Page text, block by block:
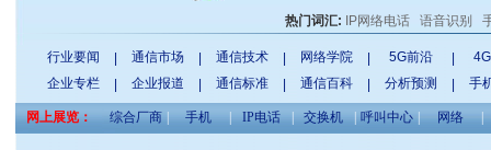
热门词汇: IP网络电话 语音识别
行业要闻 通信市场 通信技术 网络学院 5G前沿
企业专栏
企业报道 通信标准 通信百科 分析预测 手
网上展览： 综合厂商 | 手机 | IP电话 | 交换机 | 呼叫中心 | 网络 |